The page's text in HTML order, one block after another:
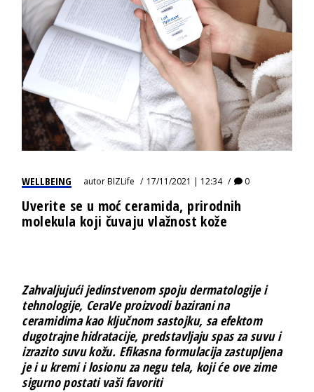
WELLBEING autorBIZLife 17/11/2021 | 12:34 0
Uverite se u moć ceramida, prirodnih
molekula koji čuvaju vlažnost kože
Zahvaljujući jedinstvenom spoju dermatologije i
tehnologije, CeraVeproizvodi bazirani na
ceramidima kao ključnom sastojku, sa efektom
dugotrajne hidratacije, predstavljaju spas za suvu i
izrazito suvu kožu. Efikasna formulacija zastupljena
je i u kremi i losionu za negu tela, koji će ove zime
sigurno postati vaši favoriti